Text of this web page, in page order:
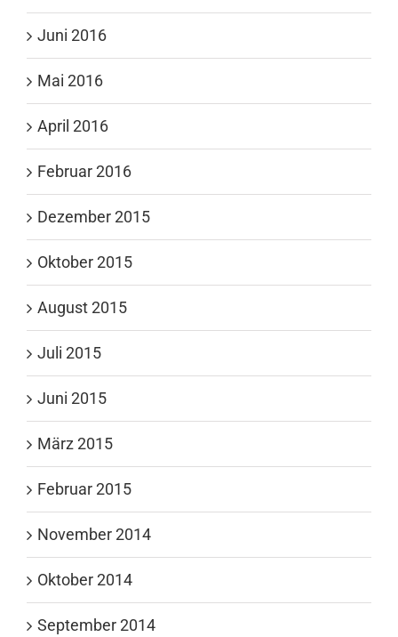
Juni 2016
Mai 2016
April 2016
Februar 2016
Dezember 2015
Oktober 2015
August 2015
Juli 2015
Juni 2015
März 2015
Februar 2015
November 2014
Oktober 2014
September 2014